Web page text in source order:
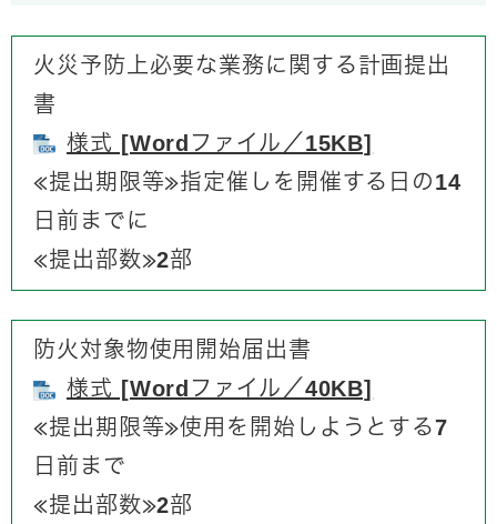
火災予防上必要な業務に関する計画提出
書
様式 [Wordファイル／15KB]
​≪提出期限等≫指定催しを開催する日の14
日前までに
​≪提出部数≫2部
防火対象物使用開始届出書
様式 [Wordファイル／40KB]
≪提出期限等≫​使用を開始しようとする7
日前まで
≪提出部数≫2部